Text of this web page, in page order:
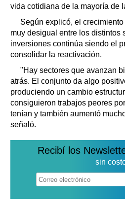
vida cotidiana de la mayoría de
Según explicó, el
muy desigual entre los distintos
inversiones continúa siendo el
consolidar la reactivación.
"Hay sectores que avanzan
atrás. El conjunto da algo
produciendo un cambio
consiguieron trabajos peores
tenían y también aumentó
señaló.
Recibí los
sin